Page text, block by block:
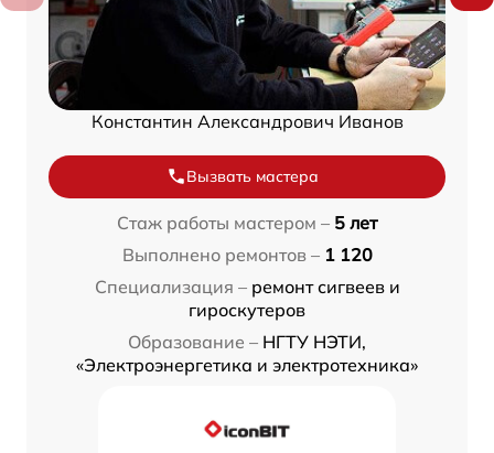
Константин Александрович Иванов
Вызвать мастера
Стаж работы мастером – 5 лет
Выполнено ремонтов – 1 120
Специализация – ремонт сигвеев и
гироскутеров
Образование – НГТУ НЭТИ,
«Электроэнергетика и электротехника»